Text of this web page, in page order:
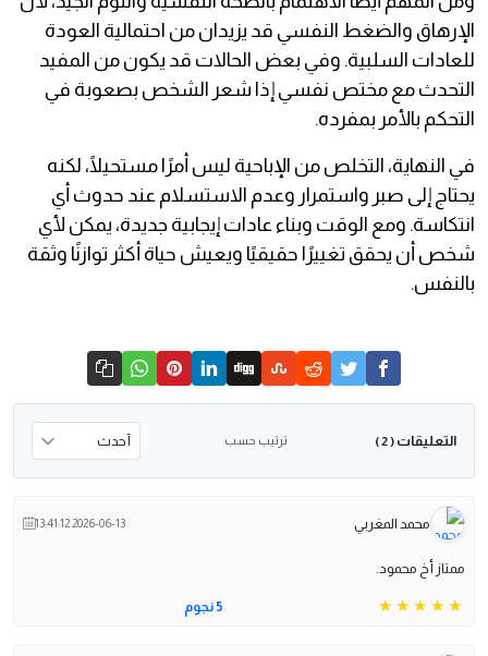
الإرهاق والضغط النفسي قد يزيدان من احتمالية العودة
للعادات السلبية. وفي بعض الحالات قد يكون من المفيد
التحدث مع مختص نفسي إذا شعر الشخص بصعوبة في
التحكم بالأمر بمفرده.
في النهاية، التخلص من الإباحية ليس أمرًا مستحيلًا، لكنه
يحتاج إلى صبر واستمرار وعدم الاستسلام عند حدوث أي
انتكاسة. ومع الوقت وبناء عادات إيجابية جديدة، يمكن لأي
شخص أن يحقق تغييرًا حقيقيًا ويعيش حياة أكثر توازنًا وثقة
بالنفس.
التعليقات ( 2 ) ترتيب حسب
محمد المغربي 2026-06-13 13:41:12
ممتاز أخ محمود.
5 نجوم